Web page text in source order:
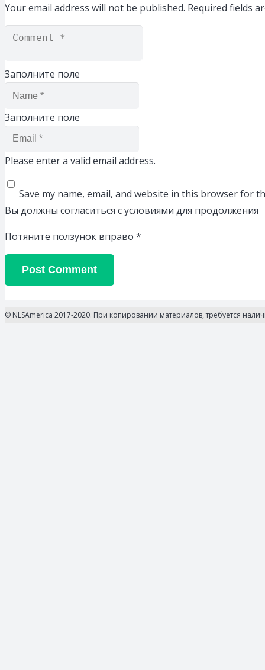
Your email address will not be published. Required fields
Заполните поле
Заполните поле
Please enter a valid email address.
Save my name, email, and website in this browser for
Вы должны согласиться с условиями для продолжения
Потяните ползунок вправо *
Post Comment
© NLSAmerica 2017-2020. При копировании материалов, требуется